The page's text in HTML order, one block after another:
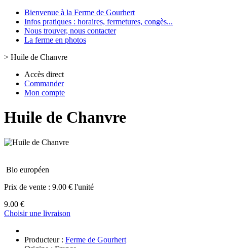
Bienvenue à la Ferme de Gourhert
Infos pratiques : horaires, fermetures, congès...
Nous trouver, nous contacter
La ferme en photos
> Huile de Chanvre
Accès direct
Commander
Mon compte
Huile de Chanvre
Bio européen
Prix de vente : 9.00 € l'unité
9.00 €
Choisir une livraison
Producteur : Ferme de Gourhert